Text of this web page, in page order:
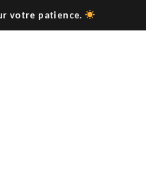
votre patience.